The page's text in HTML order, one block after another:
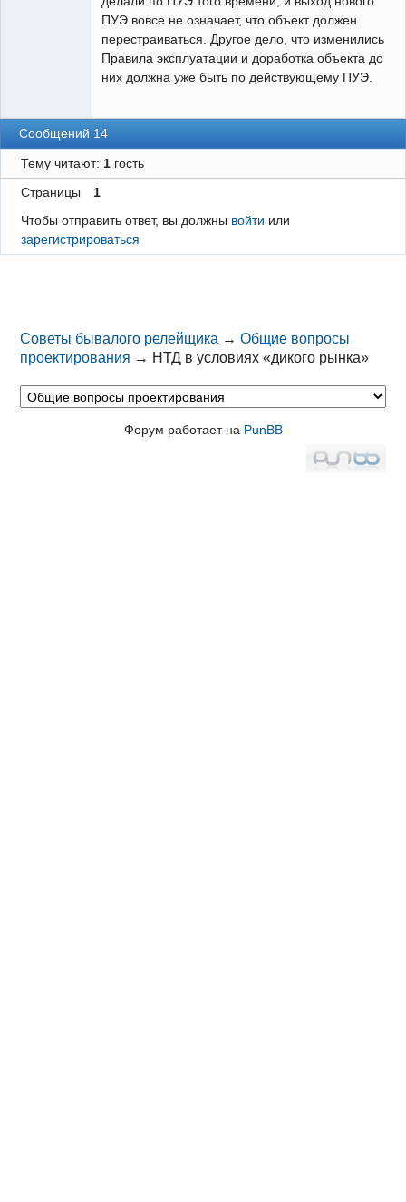
ПУЭ вовсе не означает, что объект должен
перестраиваться. Другое дело, что изменились
Правила эксплуатации и доработка объекта до
них должна уже быть по действующему ПУЭ.
Сообщений 14
Тему читают: 1гость
Страницы
1
Чтобы отправить ответ, вы должны войти или
зарегистрироваться
Советы бывалого релейщика →Общие вопросы
проектирования → НТД в условиях «дикого рынка»
Форум работает на PunBB